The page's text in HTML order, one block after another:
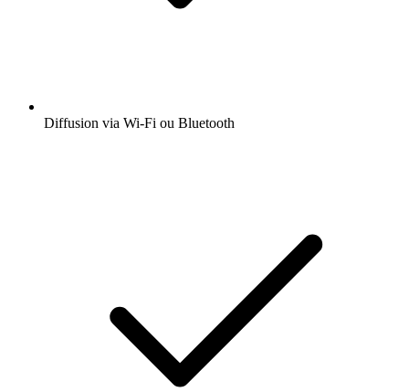
Diffusion via Wi-Fi ou Bluetooth